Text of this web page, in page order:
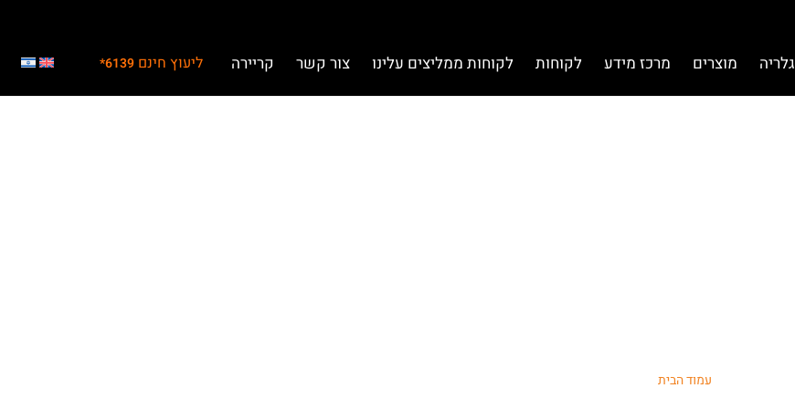
גלריה מוצרים מרכז מידע לקוחות לקוחות ממליצים עלינו צור קשר קריירה ליעוץ חינם6139*
עמוד הבית